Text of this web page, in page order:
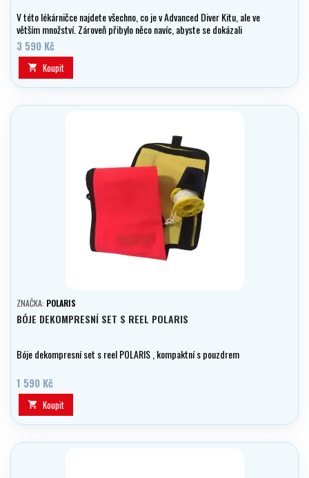
V této lékárničce najdete všechno, co je v Advanced Diver Kitu, ale ve
větším množství. Zároveň přibylo něco navíc, abyste se dokázali
vypořádat s malými oděrkami, ale i většími ranami s potenciálním
velkým únikem krve.
3 590 Kč
 Koupit
ZNAČKA: POLARIS
BÓJE DEKOMPRESNÍ SET S REEL POLARIS
Bóje dekompresní set s reel POLARIS , kompaktní s pouzdrem
1 590 Kč
 Koupit